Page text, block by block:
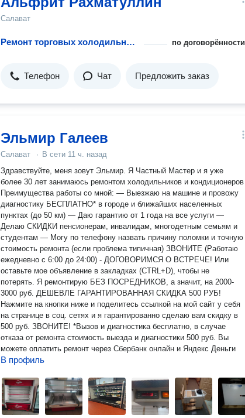
Салават
Ремонт торговых холодильных установок по договорённости
Телефон Чат Предложить заказ
Эльмир Галеев
Салават · В сети 11 ч. назад
Здравствуйте, меня зовут Эльмир. Я Частный Мастер и я уже
более 30 лет занимаюсь ремонтом холодильников и кондиционеров
Преимущества работы со мной: — Выезжаю на машине и провожу
диагностику БЕСПЛАТНО* в городе и ближайших населенных
пунктах (до 50 км) — Даю гарантию от 1 года на все услуги —
Делаю СКИДКИ пенсионерам, инвалидам, многодетным семьям и
студентам — Могу по телефону назвать причину поломки и точную
стоимость ремонта (если проблема типичная) ЗВОНИТЕ (Работаю
ежедневно с 6:00 до 24:00) - ДОГОВОРИМСЯ О ВСТРЕЧЕ! Или
оставьте мое объявление в закладках (CTRL+D), чтобы не
потерять. Я ремонтирую БЕЗ ПОСРЕДНИКОВ, а значит, на 2000-
3000 руб. ДЕШЕВЛЕ ГАРАНТИРОВАННАЯ СКИДКА 500 РУБ!
Нажмите на кнопки ниже и поделитесь ссылкой на мой сайт у себя
на странице в соц. сетях и я гарантированно сделаю вам скидку в
500 руб. ЗВОНИТЕ! *Вызов и диагностика бесплатно, в случае
отказа от ремонта стоимость выезда и диагностики 500 руб. Вы
можете оплатить ремонт через Сбербанк онлайн и Яндекс Деньги
В профиль